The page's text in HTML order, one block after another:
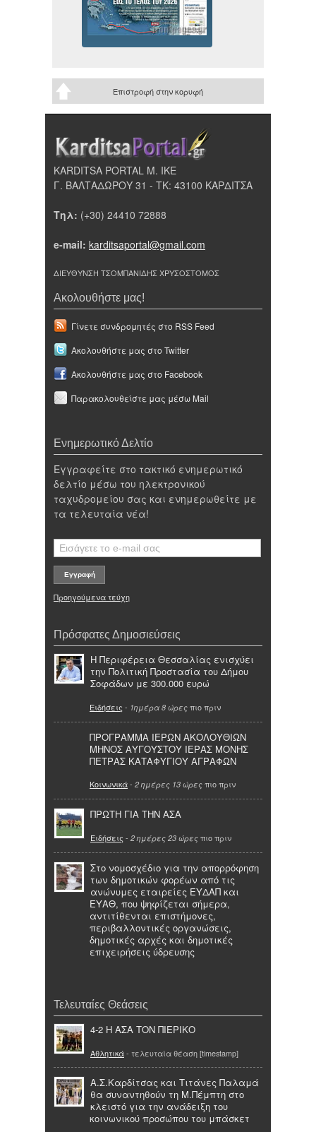
Επιστροφή στην κορυφή
KARDITSA PORTAL Μ. ΙΚΕ
Γ. ΒΑΛΤΑΔΩΡΟΥ 31 - ΤΚ: 43100 ΚΑΡΔΙΤΣΑ
Τηλ: (+30) 24410 72888
e-mail: karditsaportal@gmail.com
ΔΙΕΥΘΥΝΣΗ ΤΣΟΜΠΑΝΙΔΗΣ ΧΡΥΣΟΣΤΟΜΟΣ
Ακολουθήστε μας!
Γίνετε συνδρομητές στο RSS Feed
Ακολουθήστε μας στο Twitter
Ακολουθήστε μας στο Facebook
Παρακολουθείστε μας μέσω Mail
Ενημερωτικό Δελτίο
Εγγραφείτε στο τακτικό ενημερωτικό
δελτίο μέσω του ηλεκτρονικού
ταχυδρομείου σας και ενημερωθείτε με
τα τελευταία νέα!
Προηγούμενα τεύχη
Πρόσφατες Δημοσιεύσεις
Η Περιφέρεια Θεσσαλίας ενισχύει
την Πολιτική Προστασία του Δήμου
Σοφάδων με 300.000 ευρώ
Ειδήσεις - 1ημέρα 8 ώρες πιο πριν
ΠΡΟΓΡΑΜΜΑ ΙΕΡΩΝ ΑΚΟΛΟΥΘΙΩΝ
ΜΗΝΟΣ ΑΥΓΟΥΣΤΟΥ ΙΕΡΑΣ ΜΟΝΗΣ
ΠΕΤΡΑΣ ΚΑΤΑΦΥΓΙΟΥ ΑΓΡΑΦΩΝ
Κοινωνικά- 2 ημέρες 13 ώρες πιο πριν
ΠΡΩΤΗ ΓΙΑ ΤΗΝ ΑΣΑ
Ειδήσεις - 2 ημέρες 23 ώρες πιο πριν
Στο νομοσχέδιο για την απορρόφηση
των δημοτικών φορέων από τις
ανώνυμες εταιρείες ΕΥΔΑΠ και
ΕΥΑΘ, που ψηφίζεται σήμερα,
αντιτίθενται επιστήμονες,
περιβαλλοντικές οργανώσεις,
δημοτικές αρχές και δημοτικές
επιχειρήσεις ύδρευσης
Τελευταίες Θεάσεις
4-2 Η ΑΣΑ ΤΟΝ ΠΙΕΡΙΚΟ
Αθλητικά- τελευταία θέαση [timestamp]
Α.Σ.Καρδίτσας και Τιτάνες Παλαμά
θα συναντηθούν τη Μ.Πέμπτη στο
κλειστό για την ανάδειξη του
κοινωνικού προσώπου του μπάσκετ